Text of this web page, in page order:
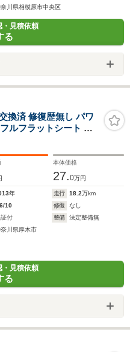
川県相模原市中央区
・見積依頼
る
済 修復歴無し パワ
ルフラットシート シ
キャリア オートマ
本体価格
27.0万円
年 走行 18.2万km
10 修復
なし
付 整備
法定整備無
川県厚木市
・見積依頼
る